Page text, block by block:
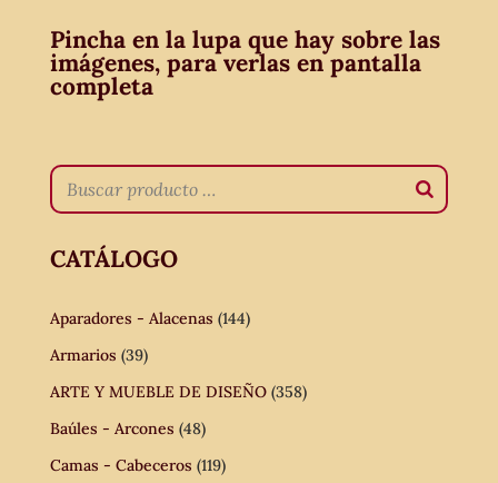
Pincha en la lupa que hay sobre las
imágenes, para verlas en pantalla
completa
CATÁLOGO
Aparadores - Alacenas (144)
Armarios (39)
ARTE Y MUEBLE DE DISEÑO (358)
Baúles - Arcones (48)
Camas - Cabeceros (119)